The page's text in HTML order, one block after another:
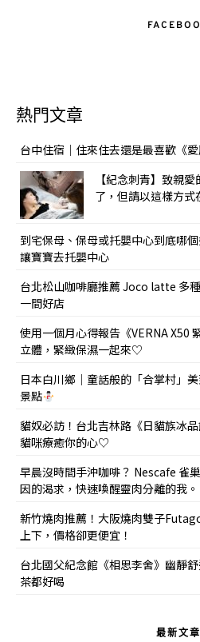
熱門文章
台中住宿｜住來住去還是最喜歡《愛
【紀念刺青】致親
了，但請以這樣方式
到宅保母、保母或托嬰中心到底哪
讓寶寶去托嬰中心
台北松山咖啡廳推薦 Joco latte 多
一間好店
使用一個月心得報告《VERNA X50
立體，緊緻保濕一起來♡
日本白川鄉｜童話般的「合掌村」
景點
貓奴必訪！台北吉林路《日貓族冰
貓咪療癒你的心♡
早晨沒時間手沖咖啡？ Nescafe 雀
因的渴求，快速喚醒靈肉分離的我。
新竹燒肉推薦！大阪燒肉雙子
上下，價格卻更便宜！
台北國父紀念館《相思李舍》幽靜
茶都好喝
最新文章